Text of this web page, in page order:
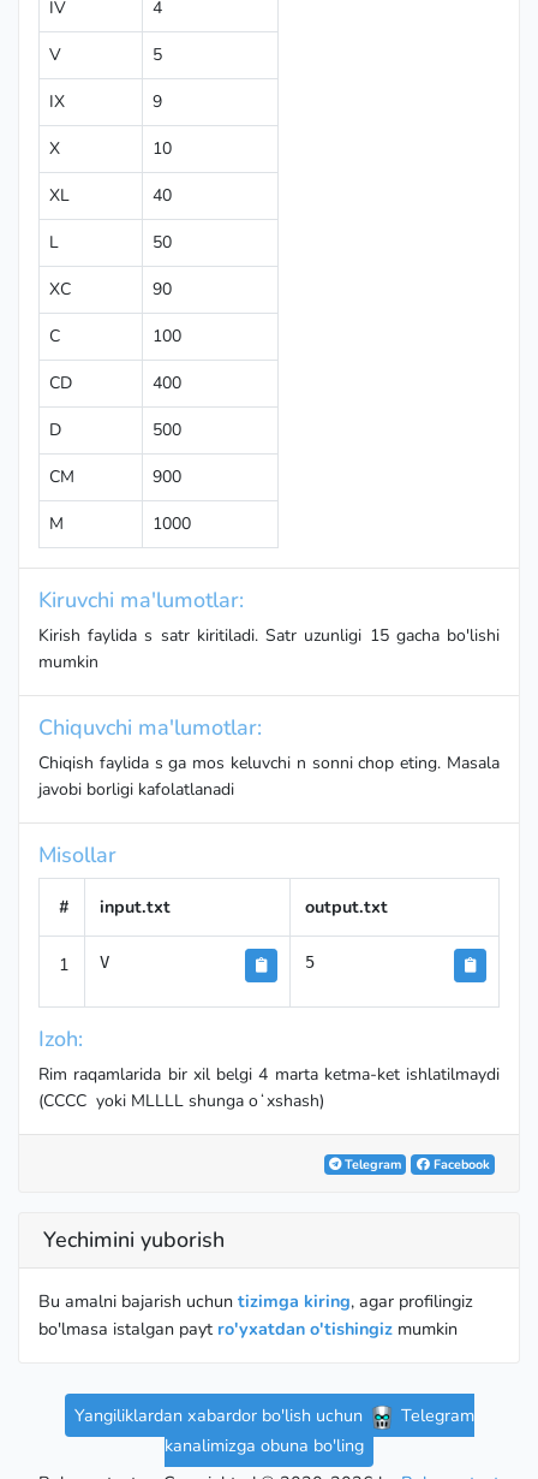
IV 4
V 5
IX 9
X 10
XL 40
L 50
XC 90
C 100
CD 400
D 500
CM 900
M 1000
Kiruvchi ma'lumotlar:
Kirish faylida s satr kiritiladi. Satr uzunligi 15 gacha bo'lishi
mumkin
Chiquvchi ma'lumotlar:
Chiqish faylida s ga mos keluvchi n sonni chop eting. Masala
javobi borligi kafolatlanadi
Misollar
# input.txt output.txt
1 V 5
Izoh:
Rim raqamlarida bir xil belgi 4 marta ketma-ket ishlatilmaydi
(CCCC yoki MLLLL shunga oʻxshash)
Telegram Facebook
Yechimini yuborish
Bu amalni bajarish uchun tizimga kiring, agar profilingiz
bo'lmasa istalgan payt ro'yxatdan o'tishingiz mumkin
Yangiliklardan xabardor bo'lish uchun
Telegram
kanalimizga obuna bo'ling